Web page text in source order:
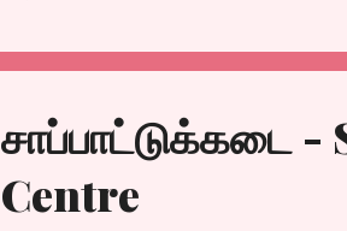
சாப்பாட்டுக்கடை -
Centre